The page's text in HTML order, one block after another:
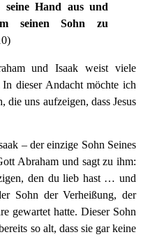
seine Hand aus und
seinen Sohn zu
und Isaak weist viele
dieser Andacht möchte ich
die uns aufzeigen, dass Jesus
– der einzige Sohn Seines
Abraham und sagt zu ihm:
den du lieb hast … und
Sohn der Verheißung, der
gewartet hatte. Dieser Sohn
so alt, dass sie gar keine